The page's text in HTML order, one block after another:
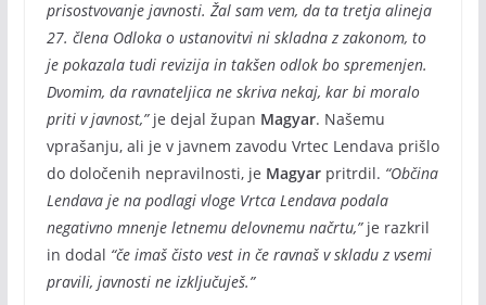
prisostvovanje javnosti. Žal sam vem, da ta tretja alineja
27. člena Odloka o ustanovitvi ni skladna z zakonom, to
je pokazala tudi revizija in takšen odlok bo spremenjen.
Dvomim, da ravnateljica ne skriva nekaj, kar bi moralo
priti v javnost,”je dejal župan Magyar. Našemu
vprašanju, ali je v javnem zavodu Vrtec Lendava prišlo
do določenih nepravilnosti, je Magyarpritrdil. “Občina
Lendava je na podlagi vloge Vrtca Lendava podala
negativno mnenje letnemu delovnemu načrtu,”je razkril
in dodal “če imaš čisto vest in če ravnaš v skladu z vsemi
pravili, javnosti ne izključuješ.”